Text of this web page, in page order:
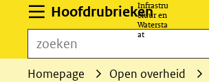
Hoofdrubrieken
zoeken
Homepage
Open overheid